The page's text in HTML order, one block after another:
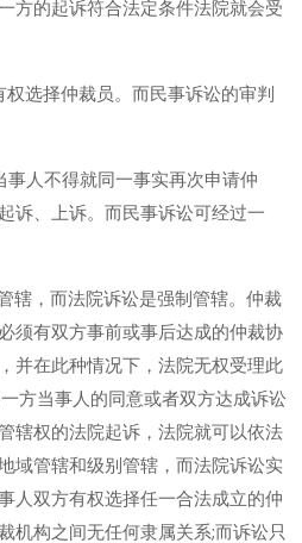
方的起诉符合法定条件法院就会受
选择仲裁员。而民事诉讼的审判
人不得就同一事实再次申请仲
诉、上诉。而民事诉讼可经过一
辖，而法院诉讼是强制管辖。仲裁
须有双方事前或事后达成的仲裁协
并在此种情况下，法院无权受理此
方当事人的同意或者双方达成诉讼
辖权的法院起诉，法院就可以依法
域管辖和级别管辖，而法院诉讼实
人双方有权选择任一合法成立的仲
机构之间无任何隶属关系;而诉讼只